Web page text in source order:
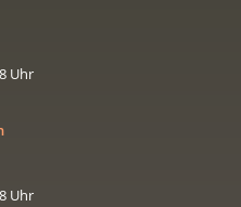
Uhr
Uhr